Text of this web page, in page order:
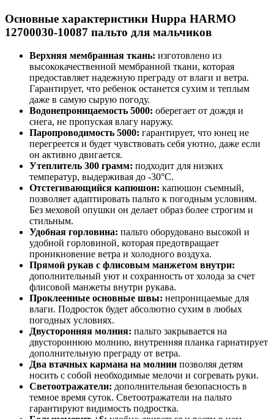
Основные характеристики Huppa HARMO
12700030-10087 пальто для мальчиков
Верхняя мембранная ткань: изготовлено из
высококачественной мембранной ткани, которая
предоставляет надежную преграду от влаги и ветра.
Гарантирует, что ребенок останется сухим и теплым
даже в самую сырую погоду.
Водонепроницаемость 5000: оберегает от дождя и
снега, не пропуская влагу наружу.
Паропроводимость 5000: гарантирует, что юнец не
перегреется и будет чувствовать себя уютно, даже если
он активно двигается.
Утеплитель 300 грамм: подходит для низких
температур, выдерживая до -30°C.
Отстегивающийся капюшон: капюшон съемный,
позволяет адаптировать пальто к погодным условиям.
Без меховой опушки он делает образ более строгим и
стильным.
Удобная горловина: пальто оборудовано высокой и
удобной горловиной, которая предотвращает
проникновение ветра и холодного воздуха.
Прямой рукав с флисовым манжетом внутри:
дополнительный уют и сохранность от холода за счет
флисовой манжеты внутри рукава.
Проклеенные основные швы: непроницаемые для
влаги. Подросток будет абсолютно сухим в любых
погодных условиях.
Двусторонняя молния: пальто закрывается на
двустороннюю молнию, внутренняя планка гарнатирует
дополнительную преграду от ветра.
Два втачных кармана на молнии позволяя детям
носить с собой необходимые мелочи и согревать руки.
Светоотражатели: дополнительная безопасность в
темное время суток. Светоотражатели на пальто
гарантируют видимость подростка.